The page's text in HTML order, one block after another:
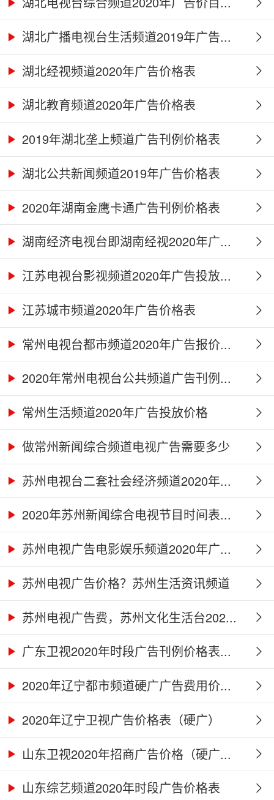
湖北广播电视台生活频道2019年广告...
湖北经视频道2020年广告价格表
湖北教育频道2020年广告价格表
2019年湖北垄上频道广告刊例价格表
湖北公共新闻频道2019年广告价格表
2020年湖南金鹰卡通广告刊例价格表
湖南经济电视台即湖南经视2020年广...
江苏电视台影视频道2020年广告投放...
江苏城市频道2020年广告价格表
常州电视台都市频道2020年广告报价...
2020年常州电视台公共频道广告刊例...
常州生活频道2020年广告投放价格
做常州新闻综合频道电视广告需要多少
钱...苏州电视台二套社会经济频道2020年...
2020年苏州新闻综合电视节目时间表...
苏州电视广告电影娱乐频道2020年广...
苏州电视广告价格？苏州生活资讯频道
2...苏州电视广告费，苏州文化生活台202...
广东卫视2020年时段广告刊例价格表...
2020年辽宁都市频道硬广广告费用价...
2020年辽宁卫视广告价格表（硬广）
山东卫视2020年招商广告价格（硬广...
山东综艺频道2020年时段广告价格表